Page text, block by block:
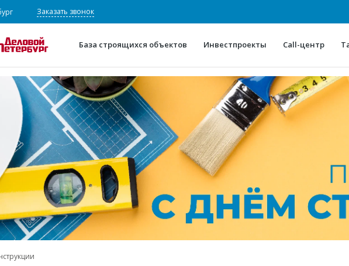
Заказать звонок
База строящихся объектов Инвестпроекты Call-центр
О проекте
Конкурентные
Горячие
Глоссарий